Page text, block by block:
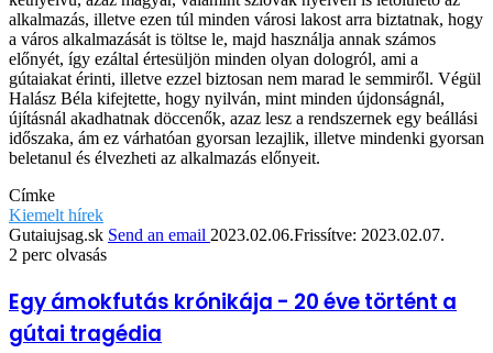
alkalmazás, illetve ezen túl minden városi lakost arra biztatnak, hogy
a város alkalmazását is töltse le, majd használja annak számos
előnyét, így ezáltal értesüljön minden olyan dologról, ami a
gútaiakat érinti, illetve ezzel biztosan nem marad le semmiről. Végül
Halász Béla kifejtette, hogy nyilván, mint minden újdonságnál,
újításnál akadhatnak döccenők, azaz lesz a rendszernek egy beállási
időszaka, ám ez várhatóan gyorsan lezajlik, illetve mindenki gyorsan
beletanul és élvezheti az alkalmazás előnyeit.
Címke
Kiemelt hírek
Gutaiujsag.sk Send an email 2023.02.06.Frissítve: 2023.02.07.
2 perc olvasás
Egy ámokfutás krónikája - 20 éve történt a
gútai tragédia